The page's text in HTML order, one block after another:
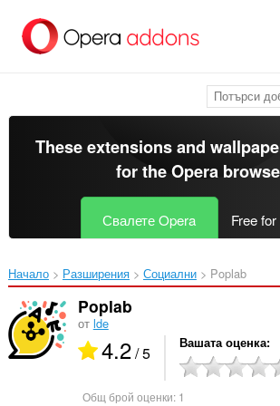
главното
съдържание
These extensions and
for theOpera
Свалете Opera Free
Начало Разширения Социални Poplab‎
Poplab
от lde
4.2/ 5 Вашата оценка
Общ брой оценки: 1